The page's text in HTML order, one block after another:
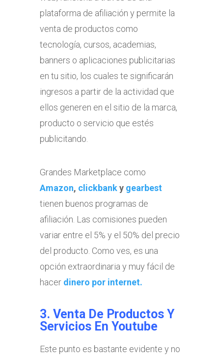
plataforma de afiliación y permite la
venta de productos como
tecnología, cursos, academias,
banners o aplicaciones publicitarias
en tu sitio, los cuales te significarán
ingresos a partir de la actividad que
ellos generen en el sitio de la marca,
producto o servicio que estés
publicitando.
Grandes Marketplace como
Amazon, clickbanky gearbest
tienen buenos programas de
afiliación. Las comisiones pueden
variar entre el 5% y el 50% del precio
del producto. Como ves, es una
opción extraordinaria y muy fácil de
hacer dinero por internet.
3. Venta De Productos Y
Servicios En Youtube
Este punto es bastante evidente y no